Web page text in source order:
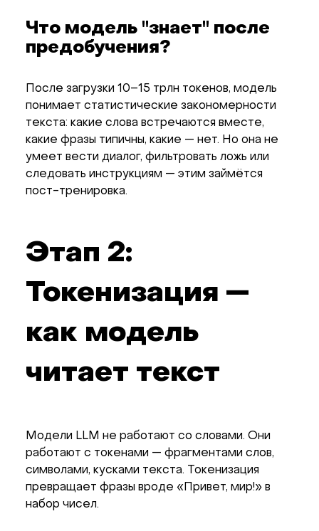
Что модель "знает" после
предобучения?
После загрузки 10–15 трлн токенов, модель
понимает статистические закономерности
текста: какие слова встречаются вместе,
какие фразы типичны, какие — нет. Но она не
умеет вести диалог, фильтровать ложь или
следовать инструкциям — этим займётся
пост-тренировка.
Этап 2:
Токенизация —
как модель
читает текст
Модели LLM не работают со словами. Они
работают с токенами — фрагментами слов,
символами, кусками текста. Токенизация
превращает фразы вроде «Привет, мир!» в
набор чисел.